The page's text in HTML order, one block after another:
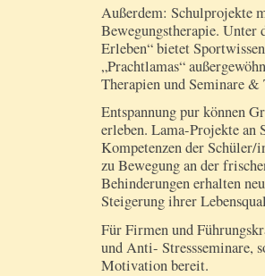
Außerdem: Schulprojekte
Bewegungstherapie.
Erleben“ bietet
„Prachtlamas“
Therapien und Seminare
Entspannung pur können
erleben. Lama-Projekte an
Kompetenzen der Schüler/
zu Bewegung an der
Behinderungen erhalten
Steigerung ihrer
Für Firmen und
und Anti- Stressseminare,
Motivation bereit.